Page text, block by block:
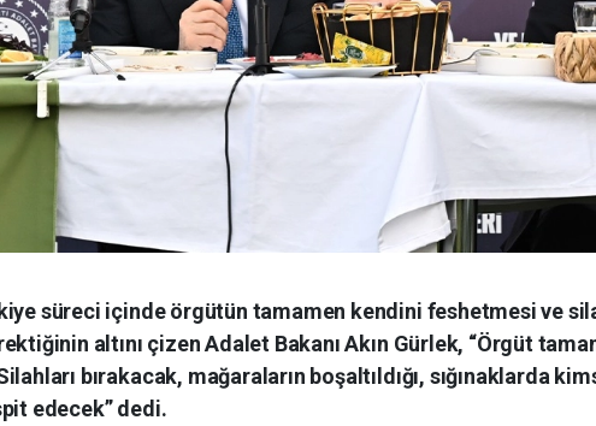
süreci içinde örgütün tamamen kendini feshetmesi ve
altını çizen Adalet Bakanı Akın Gürlek, “Örgüt
bırakacak, mağaraların boşaltıldığı, sığınaklarda
edecek” dedi.